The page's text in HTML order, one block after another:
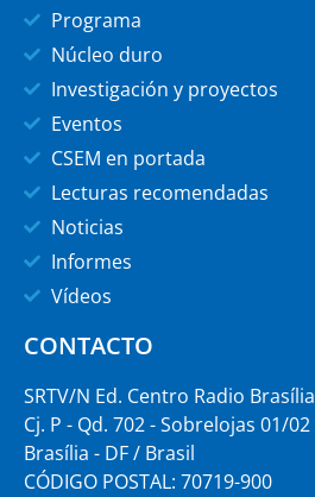
Programa
Núcleo duro
Investigación y proyectos
Eventos
CSEM en portada
Lecturas recomendadas
Noticias
Informes
Vídeos
CONTACTO
SRTV/N Ed. Centro Radio Brasília
Cj. P - Qd. 702 - Sobrelojas 01/02
Brasília - DF / Brasil
CÓDIGO POSTAL: 70719-900